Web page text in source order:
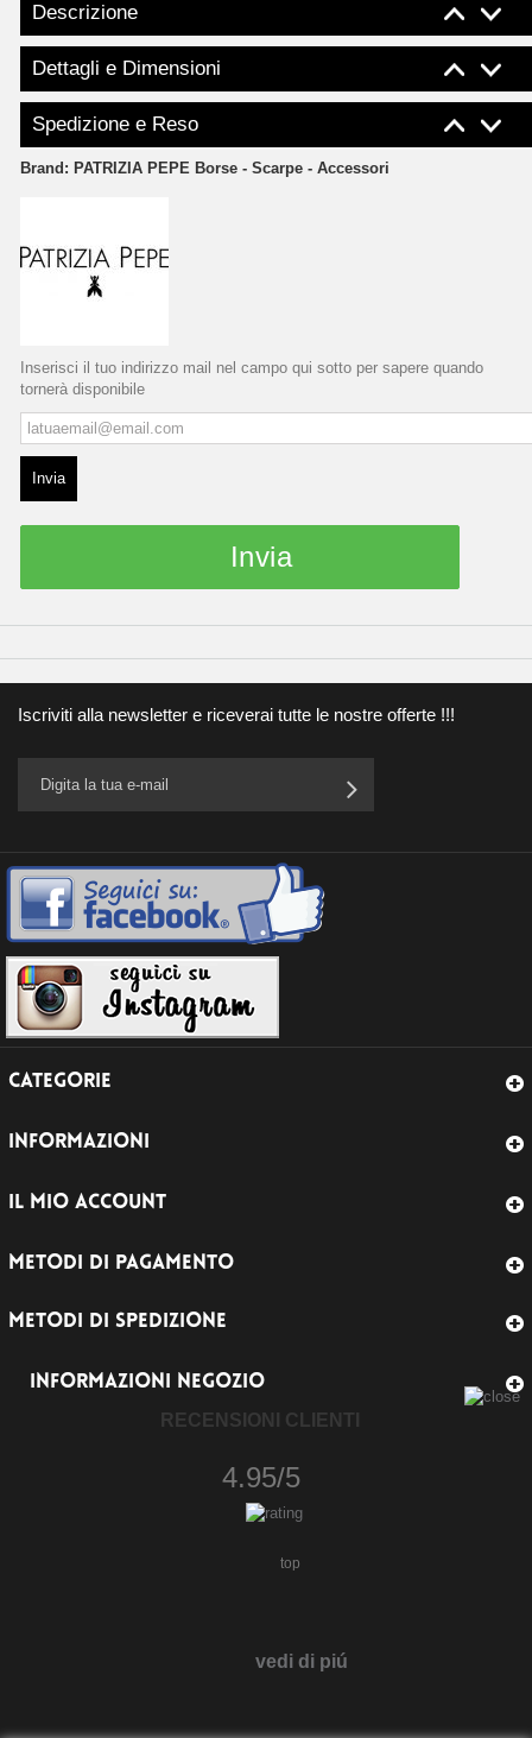
Descrizione
Dettagli e Dimensioni
Spedizione e Reso
Brand: PATRIZIA PEPE Borse - Scarpe - Accessori
Inserisci il tuo indirizzo mail nel campo qui sotto per sapere quando
tornerà disponibile
Invia
Invia
Iscriviti alla newsletter e riceverai tutte le nostre offerte !!!
CATEGORIE
INFORMAZIONI
IL MIO ACCOUNT
METODI DI PAGAMENTO
METODI DI SPEDIZIONE
INFORMAZIONI NEGOZIO
RECENSIONI CLIENTI
4.95/5
top
vedi di piú